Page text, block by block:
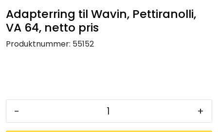
Adapterring til Wavin, Pettiranolli,
VA 64, netto pris
Produktnummer: 55152
- +
Teknisk rom
Radiatorer
Rør
Watersafe